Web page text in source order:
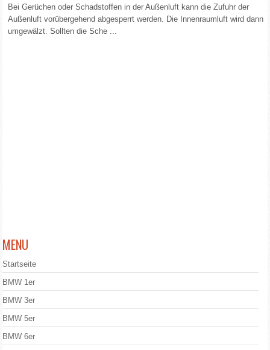
Bei Gerüchen oder Schadstoffen in der Außenluft kann die Zufuhr der
Außenluft vorübergehend abgesperrt werden. Die Innenraumluft wird dann
umgewälzt. Sollten die Sche ...
MENU
Startseite
BMW 1er
BMW 3er
BMW 5er
BMW 6er